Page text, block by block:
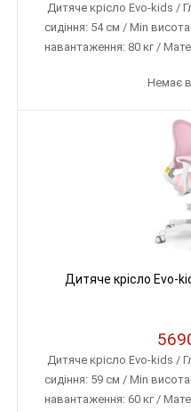
Дитяче крісло Evo-kids /
сидіння: 54 см / Min
навантаження: 80 кг /
Немає
Дитяче крісло Evo-
Дитяче крісло Evo-kids /
сидіння: 59 см / Min
навантаження: 60 кг /